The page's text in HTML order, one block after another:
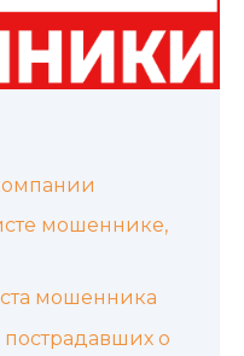
мошеннике,
мошенника
о